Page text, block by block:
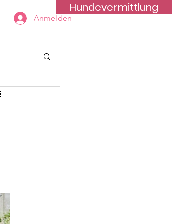
Hundevermittlung
Anmelden